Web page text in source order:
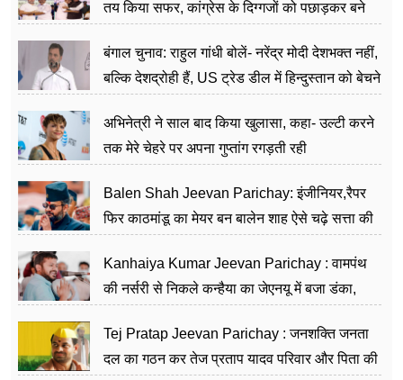
तय किया सफर, कांग्रेस के दिग्गजों को पछाड़कर बने
बंगाल चुनाव: राहुल गांधी बोलें- नरेंद्र मोदी देशभक्त नहीं,
बल्कि देशद्रोही हैं, US ट्रेड डील में हिन्दुस्तान को बेचने
अभिनेत्री ने साल बाद किया खुलासा, कहा- उल्टी करने
तक मेरे चेहरे पर अपना गुप्तांग रगड़ती रही
Balen Shah Jeevan Parichay: इंजीनियर,रैपर
फिर काठमांडू का मेयर बन बालेन शाह ऐसे चढ़े सत्ता की
Kanhaiya Kumar Jeevan Parichay : वामपंथ
की नर्सरी से निकले कन्हैया का जेएनयू में बजा डंका,
Tej Pratap Jeevan Parichay : जनशक्ति जनता
दल का गठन कर तेज प्रताप यादव परिवार और पिता की